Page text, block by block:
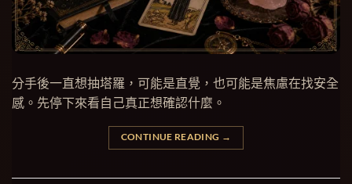
分手後一直想抽塔羅，可能是直覺，也可能是焦慮在找安全
感。先停下來看自己真正想確認什麼。
CONTINUE READING →